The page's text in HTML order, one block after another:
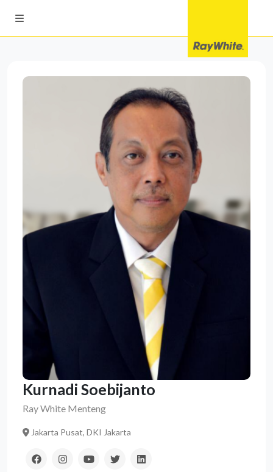
Kurnadi Soebijanto
Ray White Menteng
Jakarta Pusat, DKI Jakarta